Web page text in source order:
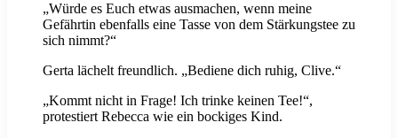
„Würde es Euch etwas ausmachen, wenn meine
Gefährtin ebenfalls eine Tasse von dem Stärkungstee zu
sich nimmt?“
Gerta lächelt freundlich. „Bediene dich ruhig, Clive.“
„Kommt nicht in Frage! Ich trinke keinen Tee!“,
protestiert Rebecca wie ein bockiges Kind.